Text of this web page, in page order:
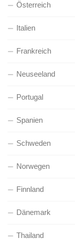
Österreich
Italien
Frankreich
Neuseeland
Portugal
Spanien
Schweden
Norwegen
Finnland
Dänemark
Thailand